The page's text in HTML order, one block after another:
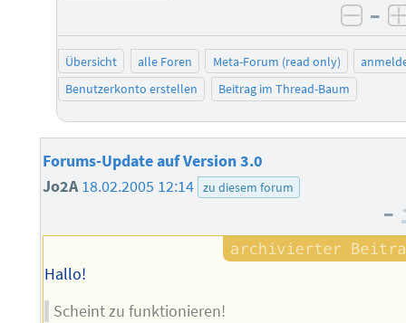
–
Übersicht alle Foren Meta-Forum (read only)
Benutzerkonto erstellen
Beitrag im Thread-Baum
Forums-Update auf Version 3.0
Jo2A18.02.2005 12:14 zu diesem forum
–
Hallo!
Scheint zu funktionieren!